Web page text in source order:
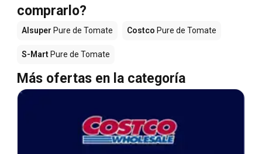
comprarlo?
Alsuper Pure de Tomate Costco Pure de Tomate
S-Mart Pure de Tomate
Más ofertas en la categoría